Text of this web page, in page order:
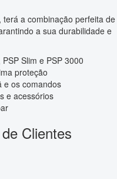
terá a combinação perfeita de
a sua durabilidade e
Slim e PSP 3000
proteção
e os comandos
e acessórios
Clientes